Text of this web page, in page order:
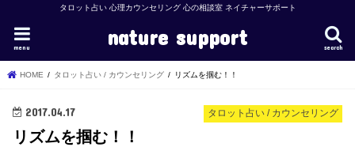
タロット占い 心理カウンセリング 心の相談室 ネイチャーサポート
nature support search
menu
HOME タロット占い / カウンセリング リズムを掴む！！
タロット占い / カウンセリング
2017.04.17
リズムを掴む！！